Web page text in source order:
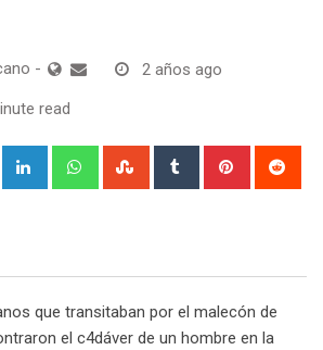
- 2 años ago
read
Google+ LinkedIn WhatsappStumbleUpon
Tumblr Pinterest
que transitaban por el malecón de
el c4dáver de un hombre en la